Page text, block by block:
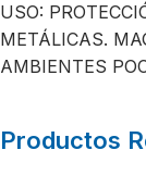
USO:
METÁLICAS.
AMBIENTES
Productos